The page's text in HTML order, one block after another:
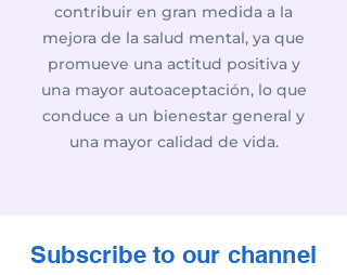
contribuir en gran medida a la
mejora de la salud mental, ya que
promueve una actitud positiva y
una mayor autoaceptación, lo que
conduce a un bienestar general y
una mayor calidad de vida.
Subscribe to our channel